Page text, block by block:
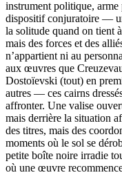
instrument politique, arme
dispositif conjuratoire —
la solitude quand on tient
mais des forces et des
n’appartient ni au
aux œuvres que
Dostoïevski (tout) en
autres — ces cairns
affronter. Une valise
mais derrière la situation
des titres, mais des
moments où le sol se
petite boîte noire irradie
où une œuvre